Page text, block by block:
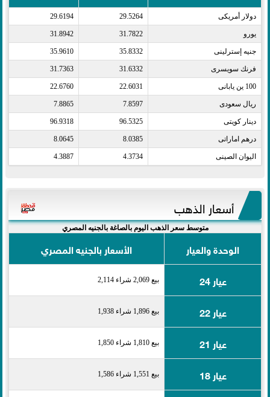
دولار أمريكى​ 29.5264
29.6194
يورو​ 31.7822
31.8942
جنيه إسترلينى​ 35.8332
35.9610
فرنك سويسرى​ 31.6332
31.7363
100 ين يابانى​ 22.6031
22.6760
ريال سعودى​ 7.8597
7.8865
دينار كويتى​ 96.5325
96.9318
درهم اماراتى​ 8.0385
8.0645
اليوان الصينى​ 4.3734
4.3887
أسعار الذهب
متوسط سعر الذهب اليوم بالصاغة بالجنيه المصري
الوحدة والعيار
الأسعار بالجنيه المصري
عيار 24
بيع 2,069 شراء 2,114
عيار 22 بيع 1,896 شراء 1,938
عيار 21 بيع 1,810 شراء 1,850
عيار 18 بيع 1,551 شراء 1,586